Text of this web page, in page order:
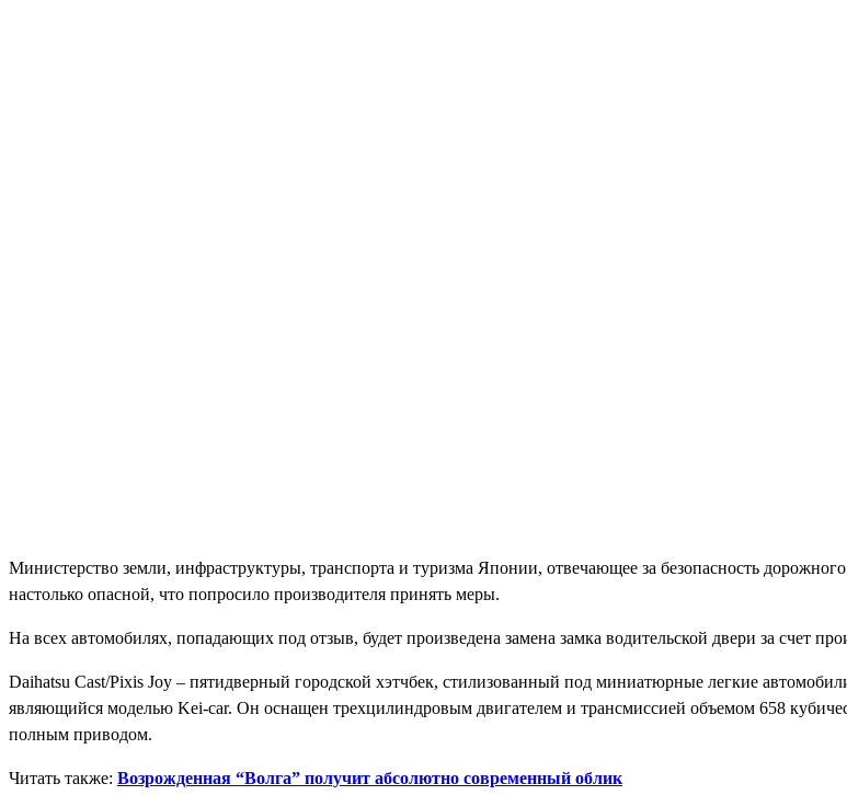
Министерство земли, инфраструктуры, транспорта и туризма Японии, отвечающее за безопасность
настолько опасной, что попросило производителя принять меры.
На всех автомобилях, попадающих под отзыв, будет произведена замена замка водительской двери за счет
Daihatsu Cast/Pixis Joy – пятидверный городской хэтчбек, стилизованный под миниатюрные легкие
являющийся моделью Kei-car. Он оснащен трехцилиндровым двигателем и трансмиссией объемом 658
полным приводом.
Читать также: Возрожденная “Волга” получит абсолютно современный облик